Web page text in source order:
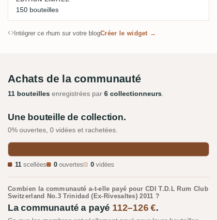
150 bouteilles
Intégrer ce rhum sur votre blogCréer le widget →
Achats de la communauté
11 bouteilles enregistrées par 6 collectionneurs.
Une bouteille de collection.
0% ouvertes, 0 vidées et rachetées.
11 scellées 0 ouvertes 0 vidées
Combien la communauté a-t-elle payé pour CDI T.D.L Rum Club
Switzerland No.3 Trinidad (Ex-Rivesaltes) 2011 ?
La communauté a payé 112–126 €.